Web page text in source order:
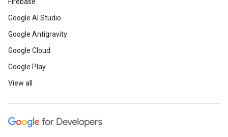
Google AI Studio
Google Antigravity
Google Cloud
Google Play
View all